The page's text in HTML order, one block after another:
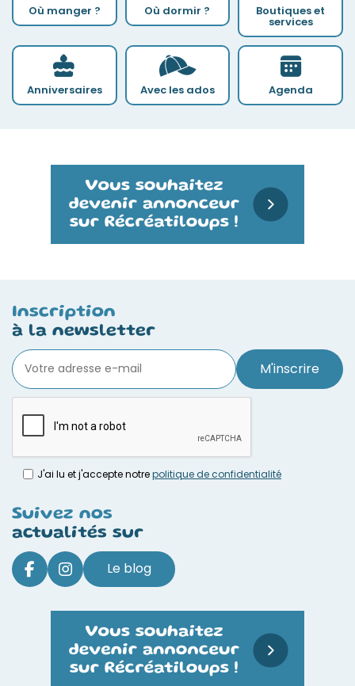
Où manger ? Où dormir ? Boutiques et
services
Anniversaires Avec les ados Agenda
Inscription
à la newsletter
M'inscrire
J'ai lu et j'accepte notrepolitique de confidentialité
Suivez nos
actualités sur
Le blog